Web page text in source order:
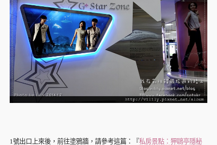
1號出口上來後，前往塗鴉牆，請參考這篇：『私房景點：狎鷗亭隱秘